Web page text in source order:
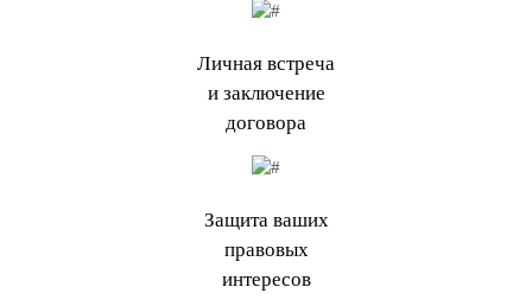
Личная встреча
и заключение
договора
Защита ваших
правовых
интересов